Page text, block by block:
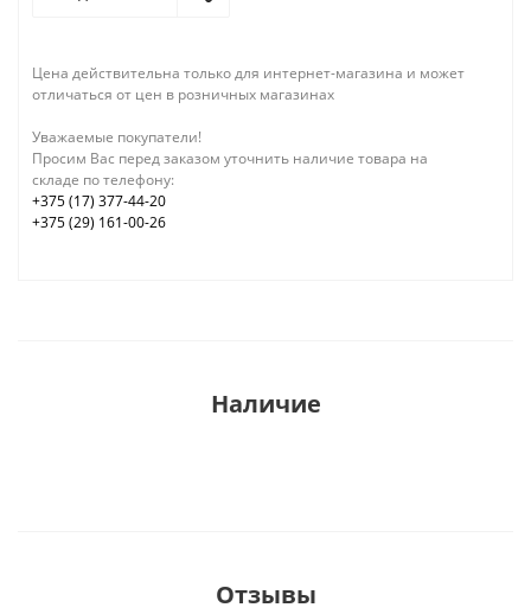
Цена действительна только для интернет-магазина и может
отличаться от цен в розничных магазинах
Уважаемые покупатели!
Просим Вас перед заказом уточнить наличие товара на
складе по телефону:
+375 (17) 377-44-20
+375 (29) 161-00-26
Наличие
Отзывы